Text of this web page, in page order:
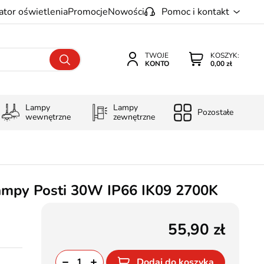
oświetleniaPromocjeNowości Pomoc i kontakt
KOSZYK:
0,00 zł
TWOJE
KONTO
Lampy
wewnętrzne
Lampy
zewnętrzne
Pozostałe
Posti 30W IP66 IK09 2700K
55,90